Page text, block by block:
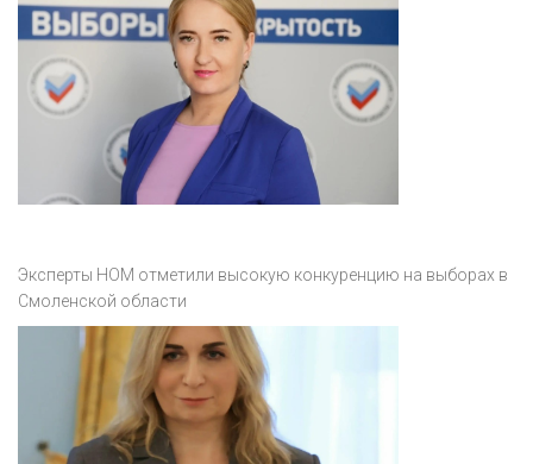
Эксперты НОМ отметили высокую конкуренцию на выборах в
Смоленской области